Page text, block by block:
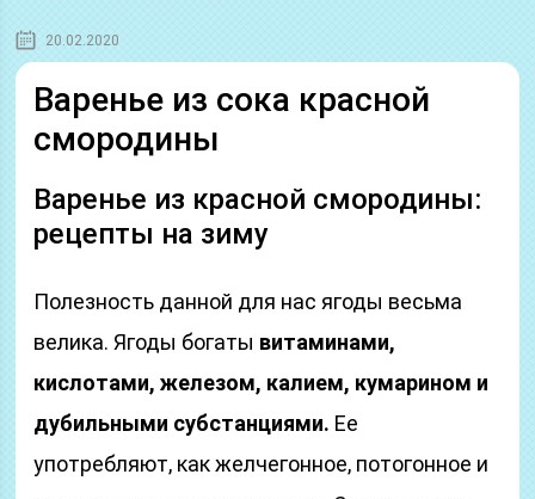
20.02.2020
Варенье из сока красной
смородины
Варенье из красной смородины:
рецепты на зиму
Полезность данной для нас ягоды весьма
велика. Ягоды богаты витаминами,
кислотами, железом, калием, кумарином и
дубильными субстанциями. Ее
употребляют, как желчегонное, потогонное и